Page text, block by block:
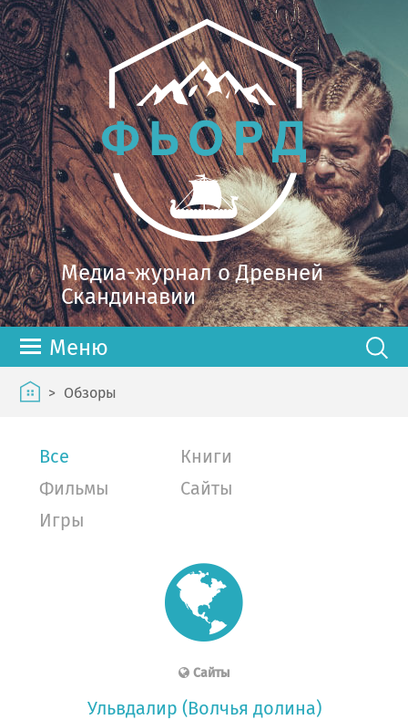
Медиа-журнал о Древней
Скандинавии
Меню
> Обзоры
Все
Книги
Фильмы
Сайты
Игры
Сайты
Ульвдалир (Волчья долина)